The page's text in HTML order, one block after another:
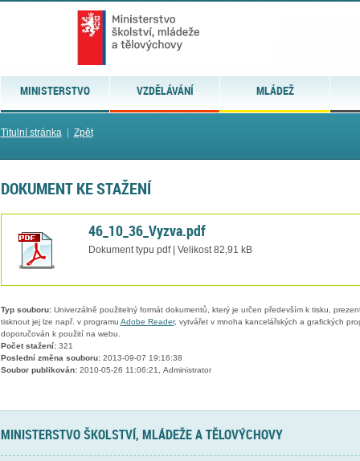
MINISTERSTVO VZDĚLÁVÁNÍ MLÁDEŽ
Titulní stránka| Zpět
DOKUMENT KE STAŽENÍ
46_10_36_Vyzva.pdf
Dokument typu pdf | Velikost 82,91 kB
Typ souboru:Univerzálně použitelný formát dokumentů, který je určen především k tisku,
tisknout jej lze např. v programu Adobe Reader, vytvářet v mnoha kancelářských a grafických
doporučován k použití na webu.
Počet stažení:321
Poslední změna souboru:2013-09-07 19:16:38
Soubor publikován:2010-05-26 11:06:21, Administrator
MINISTERSTVO ŠKOLSTVÍ, MLÁDEŽE A TĚLOVÝCHOVY